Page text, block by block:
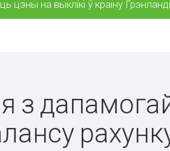
цэны на выклікі ў краіну
з